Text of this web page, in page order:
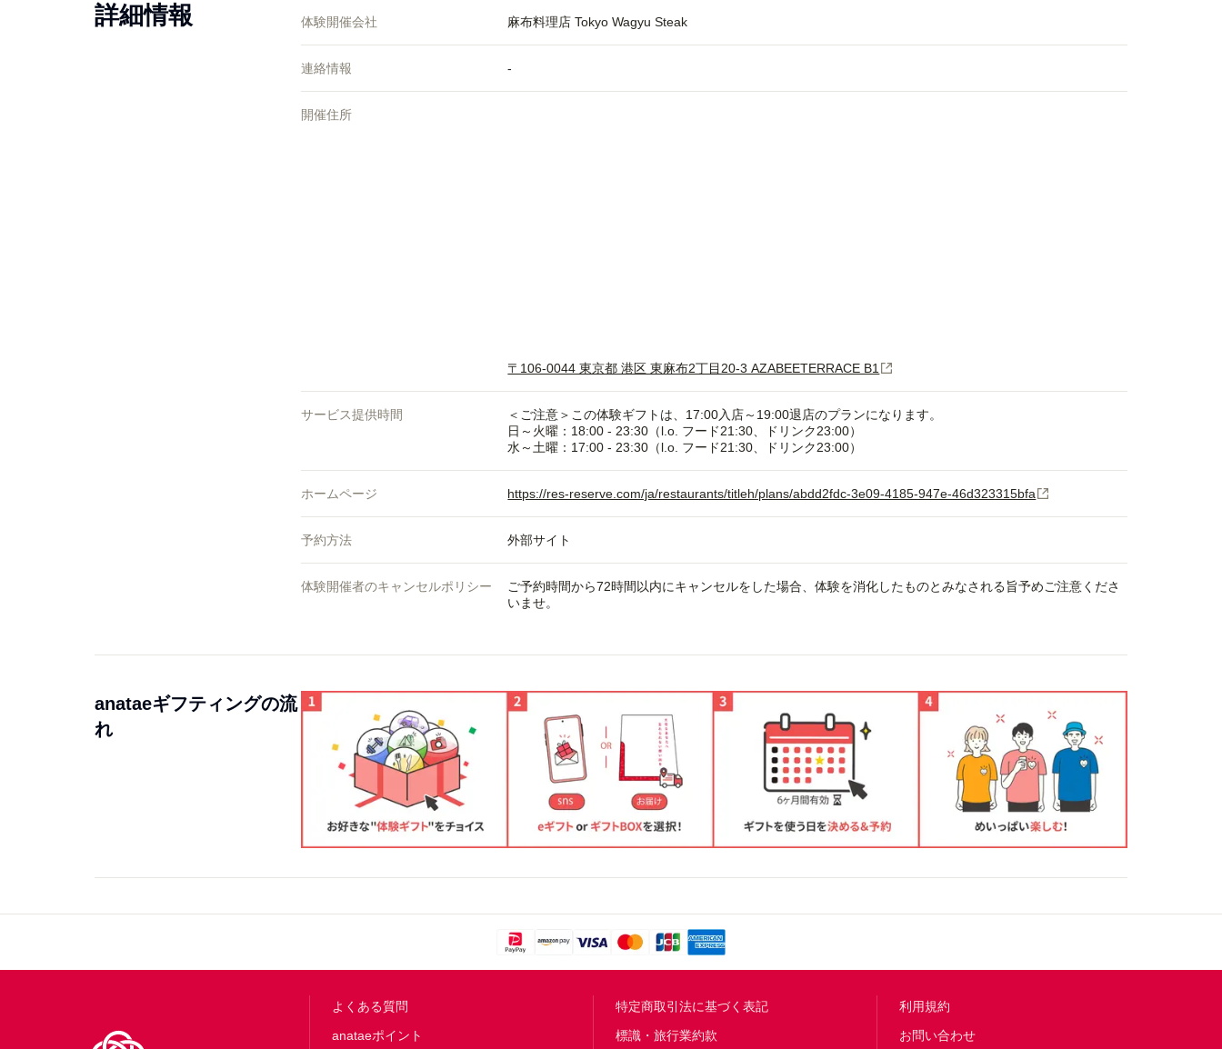
詳細情報 体験開催会社 麻布料理店 Tokyo Wagyu Steak
連絡情報 -
開催住所
〒106-0044 東京都 港区 東麻布2丁目20-3 AZABEETERRACE B1
サービス提供時間
＜ご注意＞この体験ギフトは、17:00入店～19:00退店のプランになります。
日～火曜：18:00 - 23:30（l.o. フード21:30、ドリンク23:00）
水～土曜：17:00 - 23:30（l.o. フード21:30、ドリンク23:00）
ホームページ https://res-reserve.com/ja/restaurants/titleh/plans/abdd2fdc-3e09-4185-947e-46d323315bfa
予約方法 外部サイト
体験開催者のキャンセルポリシー
ご予約時間から72時間以内にキャンセルをした場合、体験を消化したものとみなされる旨予めご注意くださ
いませ。
anataeギフティングの流
れ
よくある質問
anataeポイント
特定商取引法に基づく表記
標識・旅行業約款
利用規約
お問い合わせ